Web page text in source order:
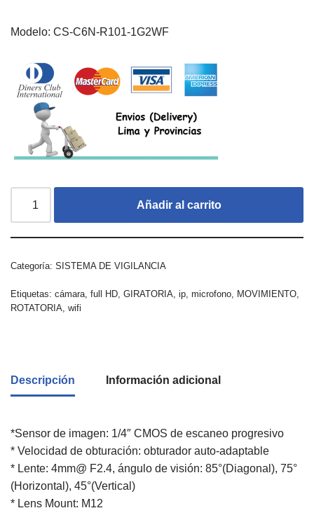
Modelo: CS-C6N-R101-1G2WF
Añadir al carrito
Categoría: SISTEMA DE VIGILANCIA
Etiquetas: cámara, full HD, GIRATORIA, ip, microfono, MOVIMIENTO,
ROTATORIA, wifi
Descripción Información adicional
*Sensor de imagen: 1/4″ CMOS de escaneo progresivo
* Velocidad de obturación: obturador auto-adaptable
* Lente: 4mm@ F2.4, ángulo de visión: 85°(Diagonal), 75°
(Horizontal), 45°(Vertical)
* Lens Mount: M12